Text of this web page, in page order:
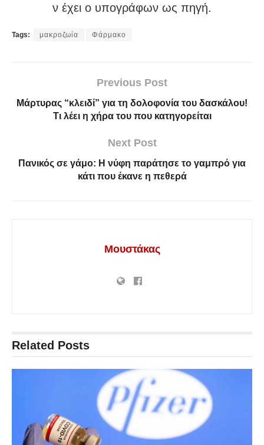
ν έχει ο υπογράφων ως πηγή.
Tags: μακροζωία Φάρμακο
Previous Post
Μάρτυρας “κλειδί” για τη δολοφονία του δασκάλου!
Τι λέει η χήρα του που κατηγορείται
Next Post
Πανικός σε γάμο: Η νύφη παράτησε το γαμπρό για
κάτι που έκανε η πεθερά
Μουστάκας
Related Posts